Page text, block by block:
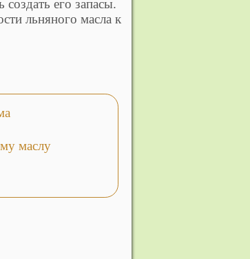
его запасы.
льняного масла к
маслу